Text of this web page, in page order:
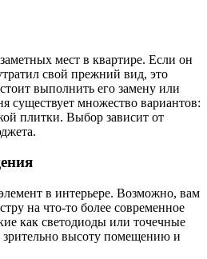
мест в квартире. Если он
свой прежний вид, это
выполнить его замену или
существует множество вариантов:
плитки. Выбор зависит от
в интерьере. Возможно, вам
на что-то более современное
как светодиоды или точечные
зрительно высоту помещению и